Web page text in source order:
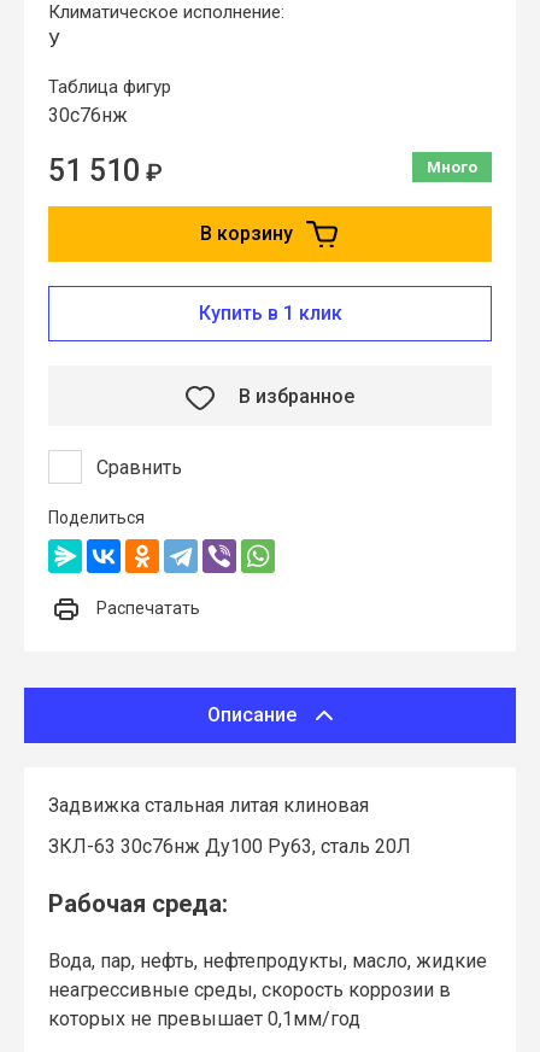
Климатическое исполнение:
У
Таблица фигур
30с76нж
Много
51 510 ₽
В корзину
Купить в 1 клик
Сравнить
В избранное
Поделиться
Распечатать
Описание
Задвижка стальная литая клиновая
ЗКЛ-63 30с76нж Ду100 Ру63, сталь 20Л
Рабочая среда:
Вода, пар, нефть, нефтепродукты, масло, жидкие
неагрессивные среды, скорость коррозии в
которых не превышает 0,1мм/год